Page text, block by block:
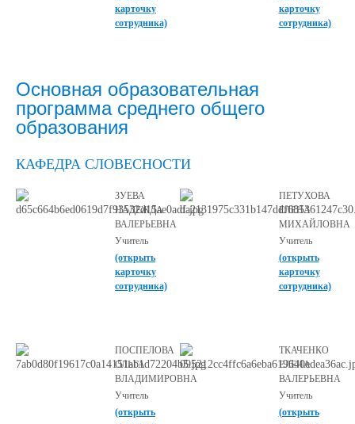
карточку
сотрудника)
карточку
сотрудника)
Основная образовательная
программа среднего общего
образования
КАФЕДРА СЛОВЕСНОСТИ
ЗУЕВА
НАДЕЖДА
ВАЛЕРЬЕВНА
Учитель
(открыть
карточку
сотрудника)
ПЕТУХОВА
ЕЛЕНА
МИХАЙЛОВНА
Учитель
(открыть
карточку
сотрудника)
ПОСПЕЛОВА
ОЛЬГА
ВЛАДИМИРОВНА
Учитель
(открыть
ТКАЧЕНКО
ЕЛЕНА
ВАЛЕРЬЕВНА
Учитель
(открыть